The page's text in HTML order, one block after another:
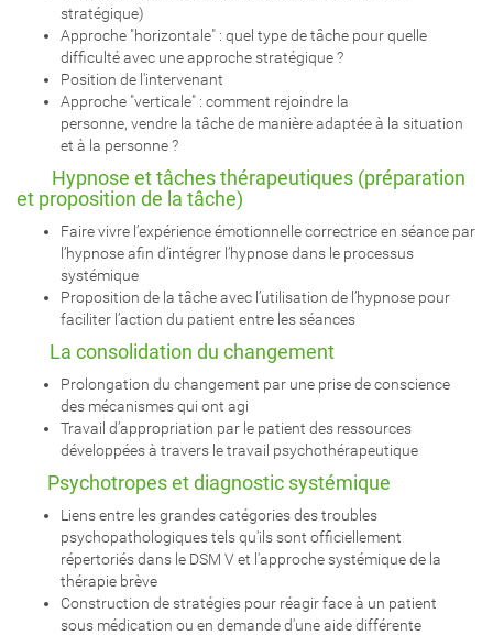
stratégique)
Approche "horizontale" : quel type de tâche pour quelle
difficulté avec une approche stratégique ?
Position de l'intervenant
Approche "verticale" : comment rejoindre la
personne, vendre la tâche de manière adaptée à la situation
et à la personne ?
Hypnose et tâches thérapeutiques (préparation
et proposition de la tâche)
Faire vivre l’expérience émotionnelle correctrice en séance par
l’hypnose afin d’intégrer l’hypnose dans le processus
systémique
Proposition de la tâche avec l’utilisation de l’hypnose pour
faciliter l’action du patient entre les séances
La consolidation du changement
Prolongation du changement par une prise de conscience
des mécanismes qui ont agi
Travail d’appropriation par le patient des ressources
développées à travers le travail psychothérapeutique
Psychotropes et diagnostic systémique
Liens entre les grandes catégories des troubles
psychopathologiques tels qu'ils sont officiellement
répertoriés dans le DSM V et l'approche systémique de la
thérapie brève
Construction de stratégies pour réagir face à un patient
sous médication ou en demande d'une aide différente